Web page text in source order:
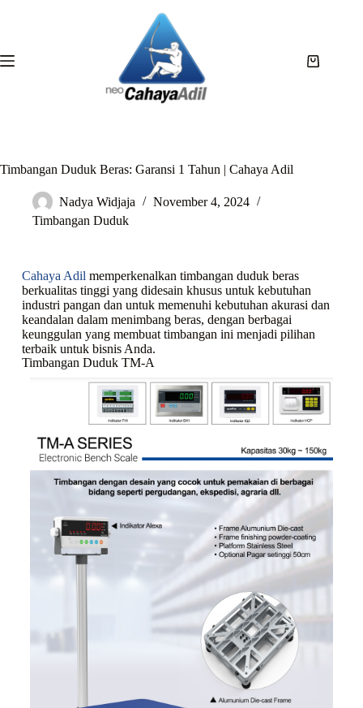
Timbangan Duduk Beras: Garansi 1 Tahun | Cahaya Adil
Nadya Widjaja
November 4, 2024
Timbangan Duduk
Cahaya Adil memperkenalkan timbangan duduk beras
berkualitas tinggi yang didesain khusus untuk kebutuhan
industri pangan dan untuk memenuhi kebutuhan akurasi dan
keandalan dalam menimbang beras, dengan berbagai
keunggulan yang membuat timbangan ini menjadi pilihan
terbaik untuk bisnis Anda.
Timbangan Duduk TM-A